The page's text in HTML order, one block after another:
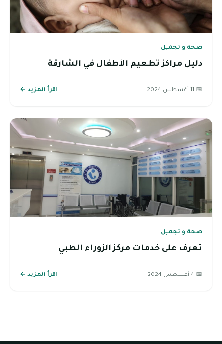
صحة و تجميل
دليل مراكز تطعيم الأطفال في الشارقة
📅 11 أغسطس 2024 اقرأ المزيد ←
صحة و تجميل
تعرف على خدمات مركز الزوراء الطبي
📅 4 أغسطس 2024 اقرأ المزيد ←